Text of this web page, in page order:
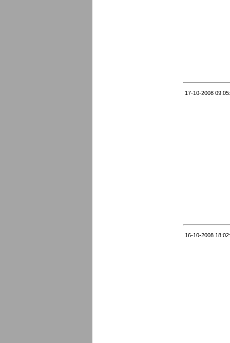
17-10-2008
16-10-2008